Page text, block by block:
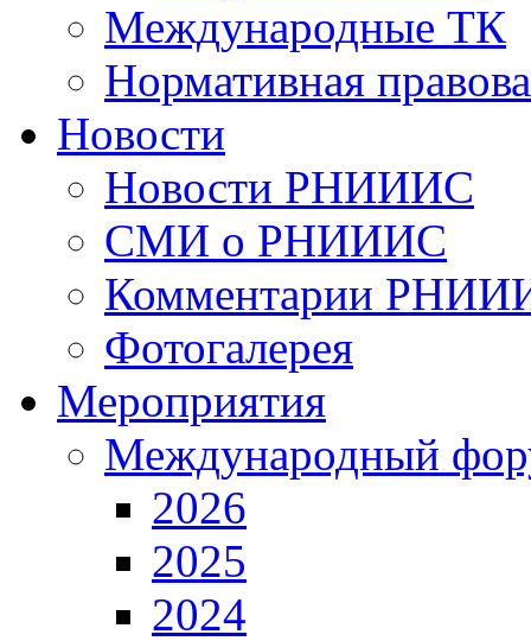
Международные ТК
Нормативная
Новости
Новости РНИИИС
СМИ о РНИИИС
Комментарии
Фотогалерея
Мероприятия
Международный
2026
2025
2024